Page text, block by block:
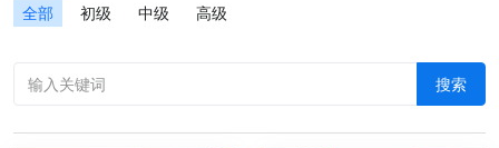
全部
初级 中级 高级
搜索